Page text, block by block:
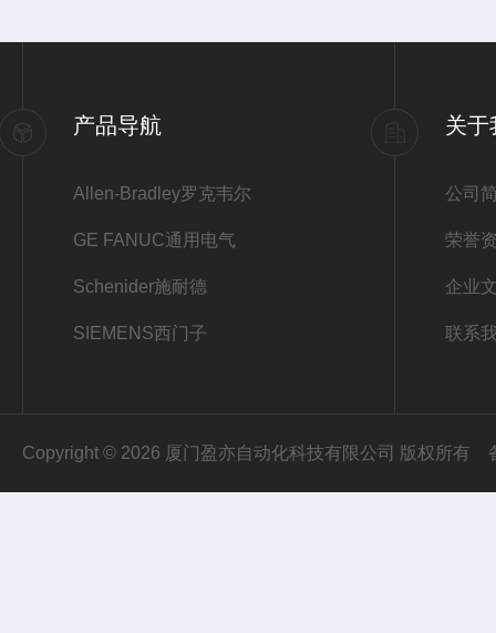
产品导航
Allen-Bradley罗克韦尔
GE FANUC通用电气
Schenider施耐德
SIEMENS西门子
关于
公司
荣誉
企业
联系
Copyright © 2026 厦门盈亦自动化科技有限公司 版权所有